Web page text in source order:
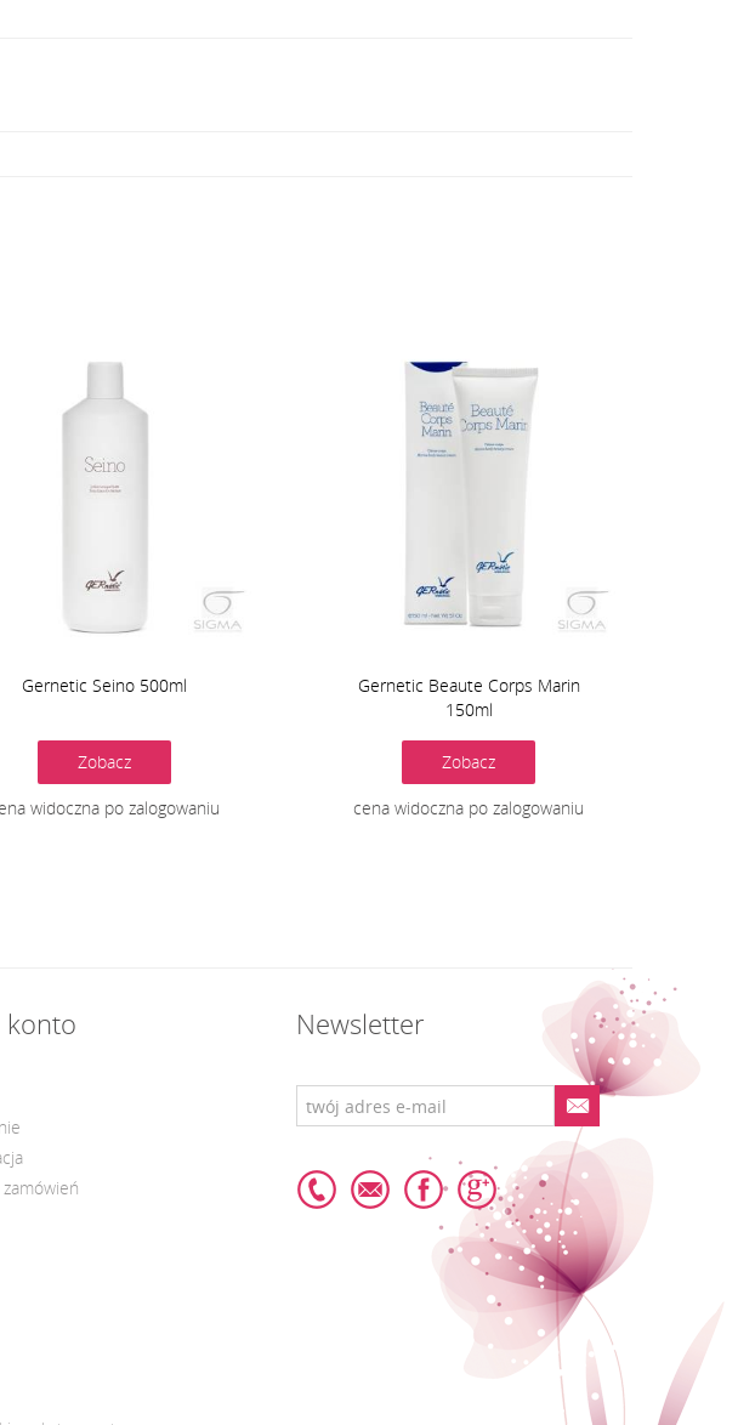
Gernetic Seino 500ml
Zobacz
widoczna po zalogowaniu
Gernetic Beaute Corps Marin
150ml
Zobacz
cena widoczna po zalogowaniu
konto Newsletter